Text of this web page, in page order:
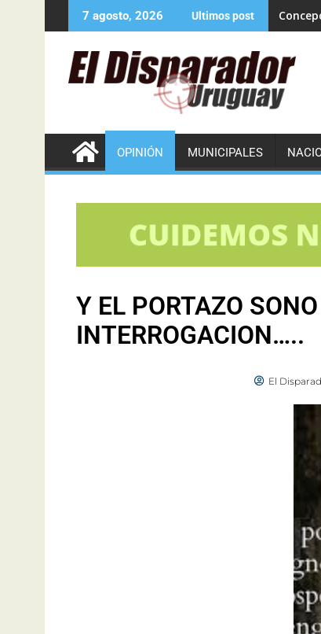
7 agosto, 2026 Ultimos post
OPINIÓN MUNICIPALES
Y EL PORTAZO
INTERROGACION…..
El